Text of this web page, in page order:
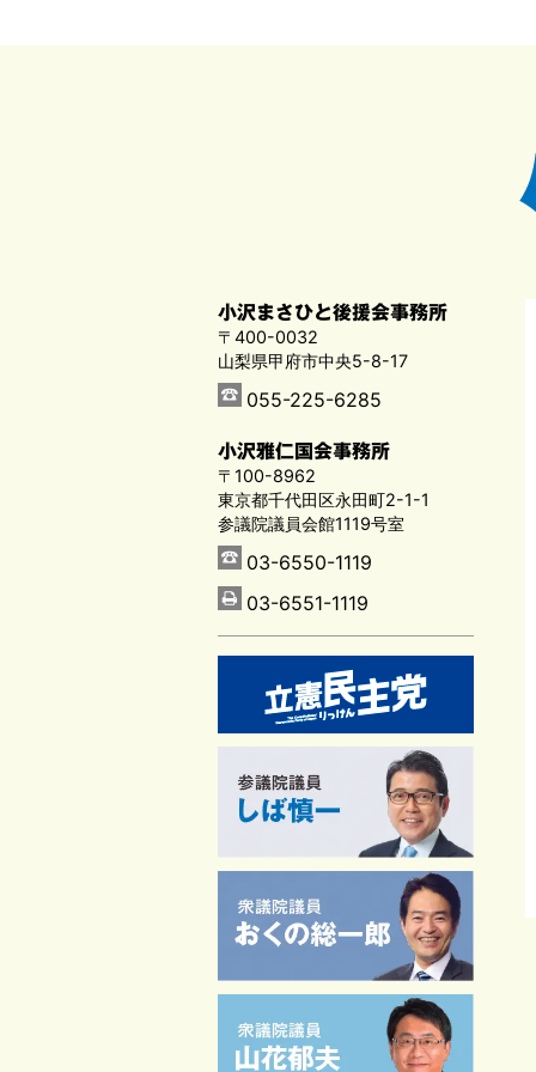
小沢まさひと後援会事務所
〒400-0032
山梨県甲府市中央5-8-17
055-225-6285
小沢雅仁国会事務所
〒100-8962
東京都千代田区永田町2-1-1
参議院議員会館1119号室
03-6550-1119
03-6551-1119